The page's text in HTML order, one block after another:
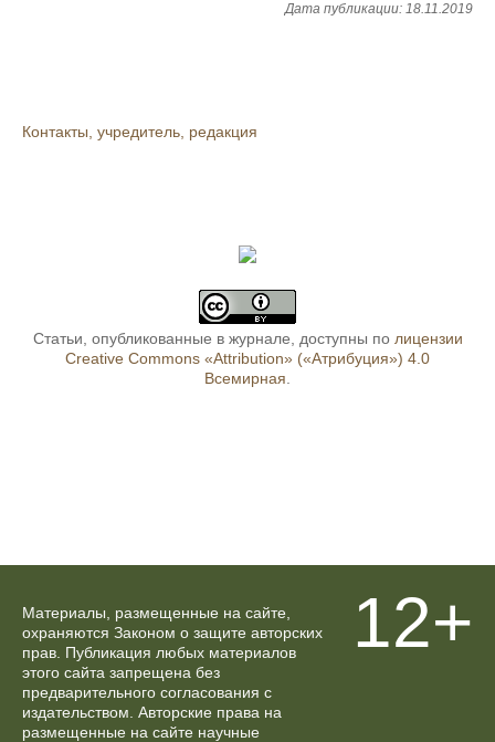
Дата публикации: 18.11.2019
Контакты, учредитель, редакция
Статьи, опубликованные в журнале, доступны по лицензии
Creative Commons «Attribution» («Атрибуция») 4.0
Всемирная
Материалы, размещенные на сайте,
охраняются Законом о защите авторских
прав. Публикация любых материалов
этого сайта запрещена без
предварительного согласования с
издательством. Авторские права на
размещенные на сайте научные
12+